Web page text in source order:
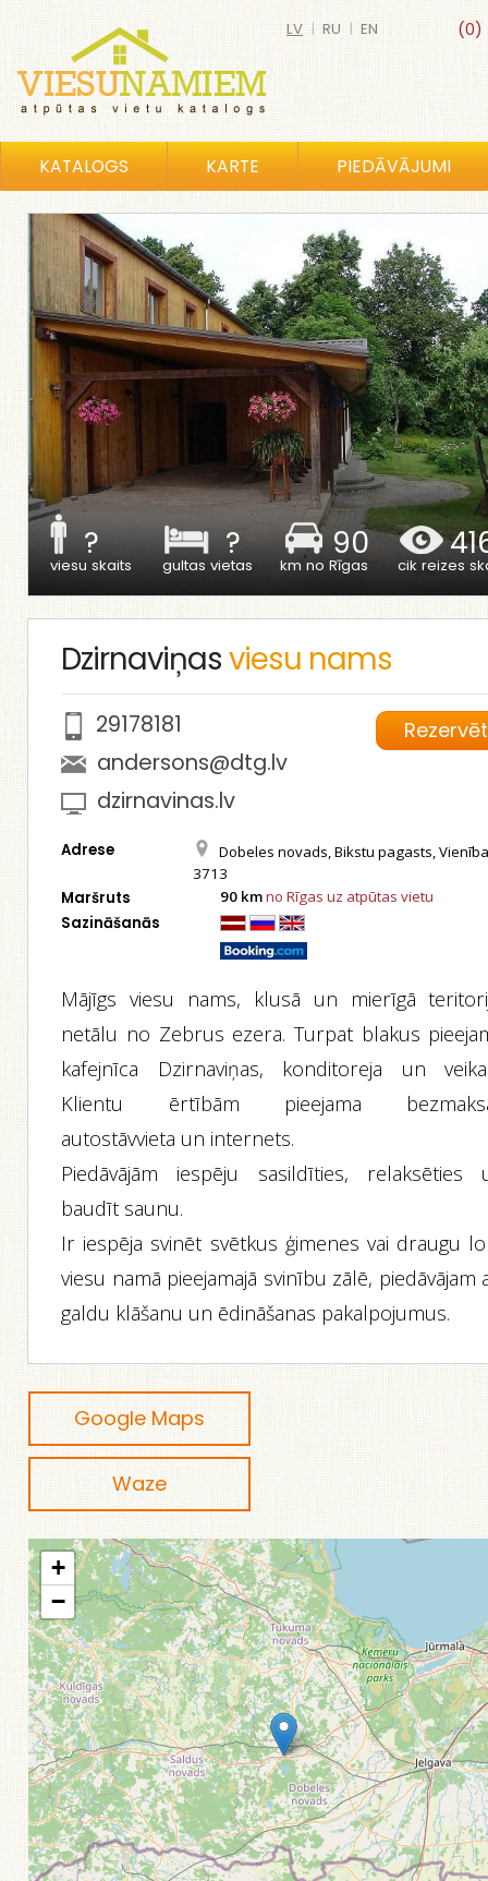
(0)
LV | RU | EN
KATALOGS KARTE PIEDĀVĀJUMI
?
viesu skaits
?
gultas vietas
90
km no Rīgas cik reizes
Dzirnaviņasviesu nams
Rezervēt
29178181
andersons@dtg.lv
dzirnavinas.lv
Adrese
Dobeles novads, Bikstu pagasts,
3713
Maršruts 90 kmno Rīgas uz atpūtas vietu
Sazināšanās
Mājīgs viesu nams, klusā un mierīgā
netālu no Zebrus ezera. Turpat blakus
kafejnīca Dzirnaviņas, konditoreja un
Klientu ērtībām pieejama
autostāvvieta un internets.
Piedāvājām iespēju sasildīties, relaksēties
baudīt saunu.
Ir iespēja svinēt svētkus ģimenes vai draugu
viesu namā pieejamajā svinību zālē, piedāvājam
galdu klāšanu un ēdināšanas pakalpojumus.
Google Maps
Waze
+
−